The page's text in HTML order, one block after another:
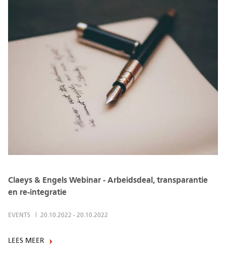
Claeys & Engels Webinar - Arbeidsdeal, transparantie
en re-integratie
EVENTS 20.10.2022 - 20.10.2022
LEES MEER